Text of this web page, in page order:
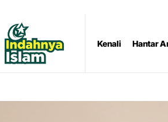
Kenali Hantar